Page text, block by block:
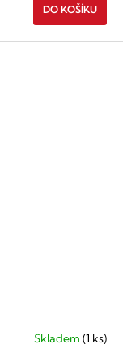
DO KOŠÍKU
Skladem(1 ks)